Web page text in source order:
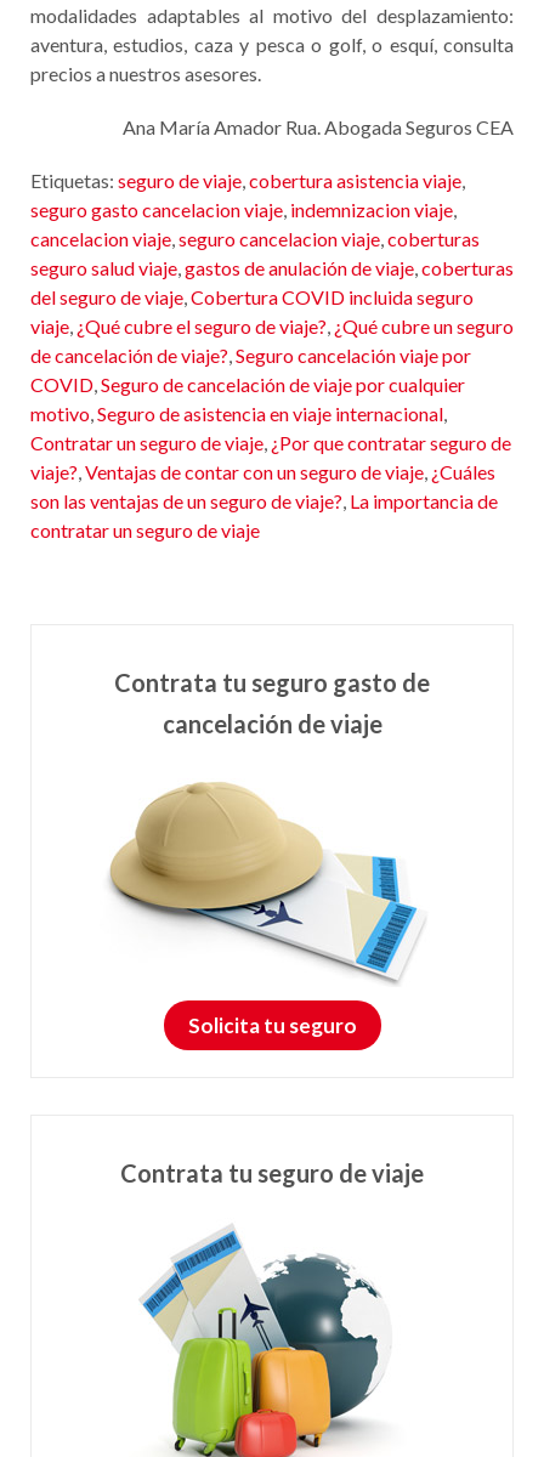
modalidades adaptables al motivo del desplazamiento:
aventura, estudios, caza y pesca o golf, o esquí, consulta
precios a nuestros asesores.
Ana María Amador Rua. Abogada Seguros CEA
Etiquetas: seguro de viaje,cobertura asistencia viaje,
seguro gasto cancelacion viaje, indemnizacion viaje,
cancelacion viaje,seguro cancelacion viaje,coberturas
seguro salud viaje,gastos de anulación de viaje,coberturas
del seguro de viaje,Cobertura COVID incluida seguro
viaje, ¿Qué cubre el seguro de viaje?, ¿Qué cubre un seguro
de cancelación de viaje?,Seguro cancelación viaje por
COVID,Seguro de cancelación de viaje por cualquier
motivo,Seguro de asistencia en viaje internacional,
Contratar un seguro de viaje, ¿Por que contratar seguro de
viaje?,Ventajas de contar con un seguro de viaje, ¿Cuáles
son las ventajas de un seguro de viaje?, La importancia de
contratar un seguro de viaje
Contrata tu seguro gasto de
cancelación de viaje
Solicita tu seguro
Contrata tu seguro de viaje